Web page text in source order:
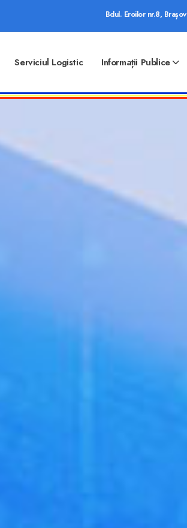
Bdul. Eroilor nr.8, Brașov
Serviciul Logistic Informații Publice